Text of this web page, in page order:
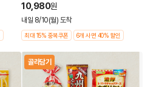
10,980원
내일 8/10(월) 도착
최대 15% 중복쿠폰 6개 사면 40% 할인
골라담기